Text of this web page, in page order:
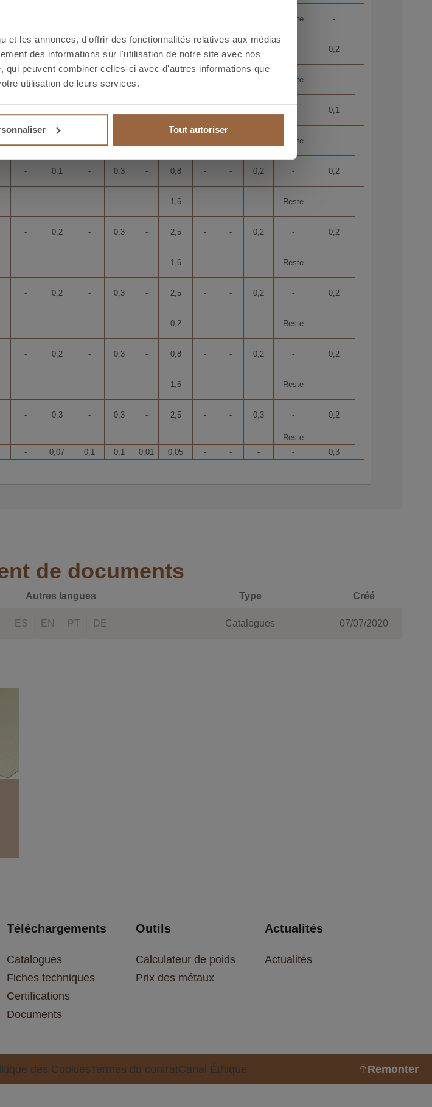
et les annonces, d'offrir des fonctionnalités relatives aux médias
des informations sur l'utilisation de notre site avec nos
peuvent combiner celles-ci avec d'autres informations que
utilisation de leurs services.
Tout autoriser
Reste
-
0,2 0,3 0,3 0,2
- Reste
-
0,1
Reste
-
- 0,1 - 0,3 - 0,8 - - 0,2 - 0,2
- - - - - 1,6 - - - Reste
-
- 0,2 - 0,3 - 2,5 - - 0,2 - 0,2
- - - - - 1,6 - - - Reste
-
- 0,2 - 0,3 - 2,5 - - 0,2 - 0,2
- - - - - 0,2 - - - Reste
-
- 0,2 - 0,3 - 0,8 - - 0,2 - 0,2
- - - - - 1,6 - - - Reste
-
- 0,3 - 0,3 - 2,5 - - 0,3 - 0,2
- - - - - - - - - Reste
-
- 0,07 0,1 0,1 0,01 0,05 - - - - 0,3
de documents
Autres langues Type Créé
ES EN PT DE Catalogues 07/07/2020
Téléchargements
Catalogues
Fiches techniques
Certifications
Documents
Outils
Calculateur de poids
Prix des métaux
Actualités
Actualités
des CookiesTermes du contratCanal Éthique Remonter